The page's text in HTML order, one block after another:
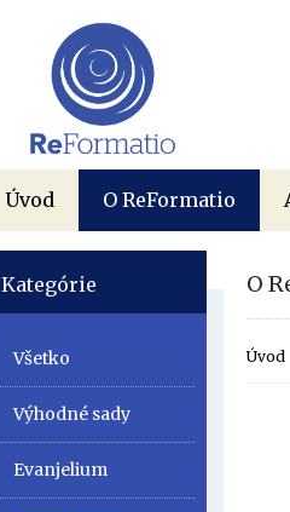
Úvod O ReFormatio
Kategórie
Všetko
Výhodné sady
Evanjelium
O
Úvod